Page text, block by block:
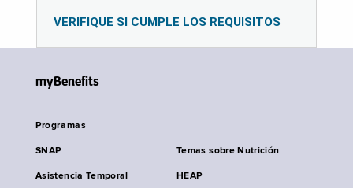
VERIFIQUE SI CUMPLE LOS REQUISITOS
myBenefits
Programas
SNAP Temas sobre Nutrición
Asistencia Temporal HEAP